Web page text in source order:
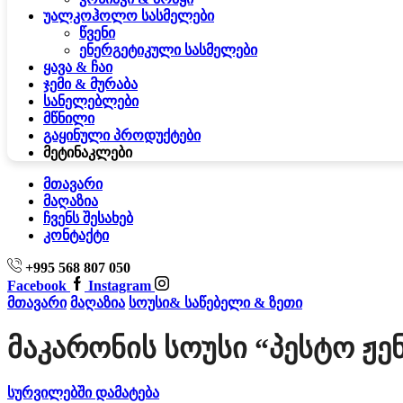
უალკოჰოლო სასმელები
წვენი
ენერგეტიკული სასმელები
ყავა & ჩაი
ჯემი & მურაბა
სანელებლები
მწნილი
გაყინული პროდუქტები
მეტინაკლები
მთავარი
მაღაზია
ჩვენს შესახებ
კონტაქტი
+995 568 807 050
Facebook
Instagram
მთავარი მაღაზია სოუსი& საწებელი & ზეთი
Მაკარონის Სოუსი “პესტო
სურვილებში დამატება